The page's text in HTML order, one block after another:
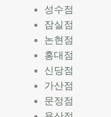
성수점
잠실점
논현점
홍대점
신당점
가산점
문정점